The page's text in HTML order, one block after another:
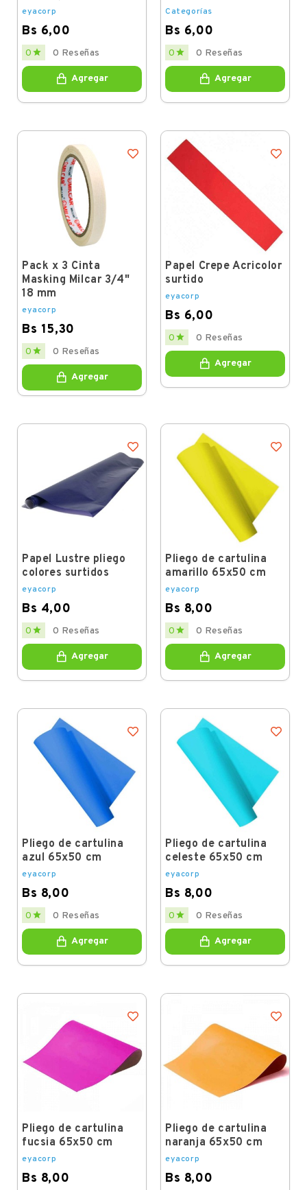
eyacorp
Bs 6,00
Price
0  0 Reseñas
Agregar
Categorías
Bs 6,00
Price
0  0 Reseñas
Agregar
Pack x 3 Cinta
Masking Milcar 3/4"
18 mm
eyacorp
Bs 15,30
Price
0  0 Reseñas
Agregar
Papel Crepe Acricolor
surtido
eyacorp
Bs 6,00
Price
0  0 Reseñas
Agregar
Papel Lustre pliego
colores surtidos
eyacorp
Bs 4,00
Price
0  0 Reseñas
Agregar
Pliego de cartulina
amarillo 65x50 cm
eyacorp
Bs 8,00
Price
0  0 Reseñas
Agregar
Pliego de cartulina
azul 65x50 cm
eyacorp
Bs 8,00
Price
0  0 Reseñas
Agregar
Pliego de cartulina
celeste 65x50 cm
eyacorp
Bs 8,00
Price
0  0 Reseñas
Agregar
Pliego de cartulina
fucsia 65x50 cm
eyacorp
Bs 8,00
Pliego de cartulina
naranja 65x50 cm
eyacorp
Bs 8,00